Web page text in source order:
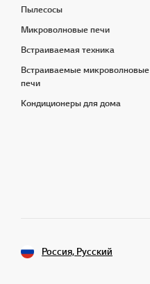
Пылесосы
Микроволновые печи
Встраиваемая техника
Встраиваемые микроволновые
печи
Кондиционеры для дома
Россия, Русский